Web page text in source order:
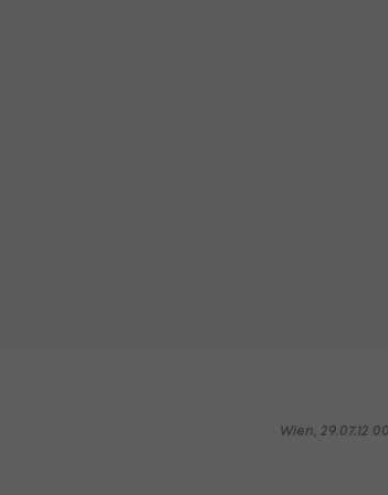
Wien, 29.07.12